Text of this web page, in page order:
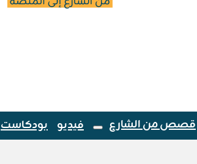
قصص من الشارع فيديو بودكاست